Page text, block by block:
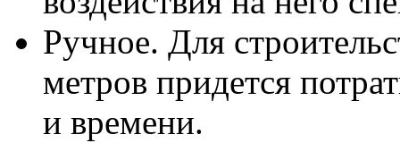
Ручное. Для
метров придется
и времени.